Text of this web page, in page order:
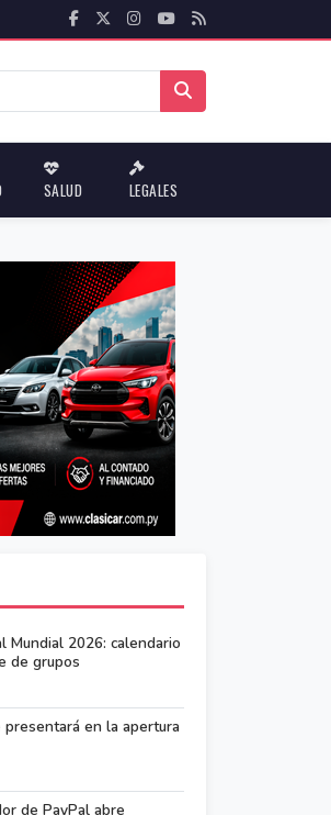
SALUD LEGALES
Mundial 2026: calendario
de grupos
en la apertura
de PayPal abre